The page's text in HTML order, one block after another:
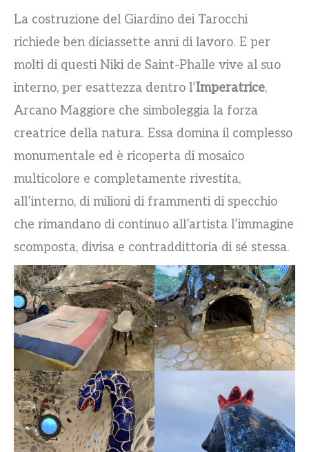
La costruzione del Giardino dei Tarocchi
richiede ben diciassette anni di lavoro. E per
molti di questi Niki de Saint-Phalle vive al suo
interno, per esattezza dentro l’Imperatrice,
Arcano Maggiore che simboleggia la forza
creatrice della natura. Essa domina il complesso
monumentale ed è ricoperta di mosaico
multicolore e completamente rivestita,
all’interno, di milioni di frammenti di specchio
che rimandano di continuo all’artista l’immagine
scomposta, divisa e contraddittoria di sé stessa.